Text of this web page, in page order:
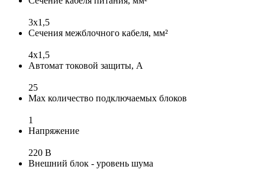
3x1,5
Сечения межблочного кабеля, мм²
4х1,5
Автомат токовой защиты, А
25
Max количество подключаемых блоков
1
Напряжение
220 В
Внешний блок - уровень шума